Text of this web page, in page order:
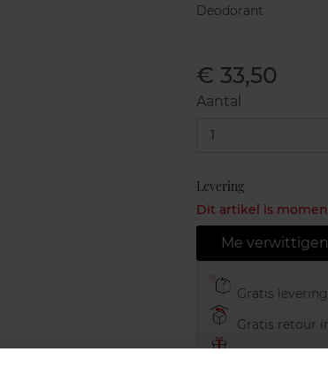
Deodorant
€ 33,50
Aantal
1
Levering
Dit artikel is
Me
Gratis
Gratis retour